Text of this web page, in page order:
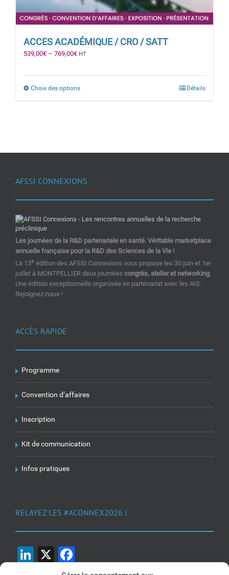
ACCES ACADÉMIQUE / CRO / SATT
539,00€ – 769,00€ HT
Choix des options Détails
AFSSI CONNEXIONS
Les journées de la R&D partenariale en santé. Véritable marketplace
annuelle française pour la R&D des Sciences de la Vie !
La 13e édition des AFSSI Connexions vous propose les 30 juin et 1er
juillet à MONTPELLIER deux journées congrès, atelier et networking.
Une édition exceptionnelle organisée en partenariat avec les AIS.
Rejoignez-nous !
ACCÈS RAPIDE
Programme
Convention d’affaires
Inscription
Kit de communication
Infos pratiques
RELAYEZ LES #ACONNEX2026 !
LinkedIn
X